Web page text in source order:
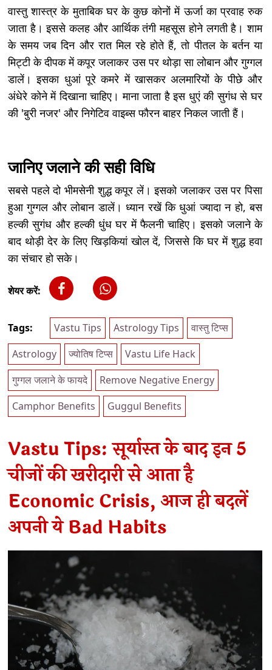
वास्तु शास्त्र के मुताबिक घर के कुछ कोनों में ऊर्जा का प्रवाह रुक
जाता है। इससे कलह और आर्थिक तंगी महसूस होने लगती है। शाम
के समय जब दिन और रात मिल रहे होते हैं, तो पीतल के बर्तन या
मिट्टी के दीपक में कपूर जलाकर उस पर थोड़ा सा लोबान और गुग्गल
डालें। इसका धुआं पूरे कमरे में खासकर अलमारियों के पीछे और
अंधेरे कोने में दिखाना चाहिए। माना जाता है इस धुएं की सुगंध से घर
की 'बुरी नजर' और निगेटिव वाइब्स फौरन बाहर निकल जाती हैं।
जानिए जलाने की सही विधि
सबसे पहले दो भीमसेनी शुद्ध कपूर लें। इसको जलाकर उस पर पिसा
हुआ गुग्गल और लोबान डालें। ध्यान रखें कि धुआं ज्यादा न हो, बस
हल्की सुगंध और हल्की धुंध घर में फैलनी चाहिए। इसको जलाने के
बाद थोड़ी देर के लिए खिड़कियां खोल दें, जिससे कि घर में शुद्ध हवा
का संचार हो सके।
शेयर करें:
Tags: Vastu Tips Astrology Tips
वास्तु टिप्स
Astrology
ज्योतिष टिप्स
Vastu Life Hack
गुग्गल जलाने के फायदे
Remove Negative Energy
Camphor Benefits
Guggul Benefits
Vastu Tips: सूर्यास्त के बाद इन 5
चीजों की खरीदारी से आता है
Economic Crisis, आज ही बदलें
अपनी ये Bad Habits